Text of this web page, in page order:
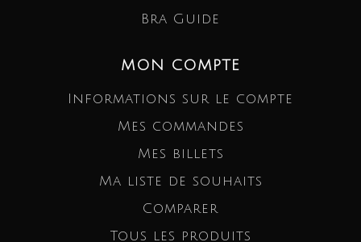
Bra Guide
MON COMPTE
Informations sur le compte
Mes commandes
Mes billets
Ma liste de souhaits
Comparer
Tous les produits